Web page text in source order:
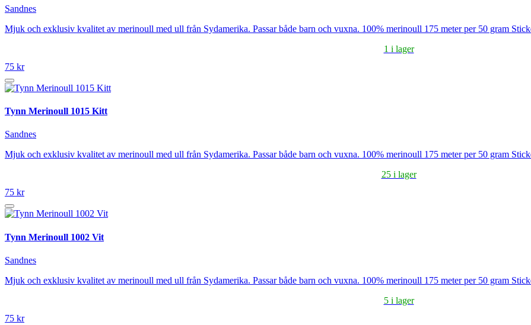
Sandnes
Mjuk och exklusiv kvalitet av merinoull med ull från Sydamerika. Passar både barn och vuxna. 100% merinoull 175 meter per 50 gram
1 i lager
75 kr
Tynn Merinoull 1015 Kitt
Sandnes
Mjuk och exklusiv kvalitet av merinoull med ull från Sydamerika. Passar både barn och vuxna. 100% merinoull 175 meter per 50 gram
25 i lager
75 kr
Tynn Merinoull 1002 Vit
Sandnes
Mjuk och exklusiv kvalitet av merinoull med ull från Sydamerika. Passar både barn och vuxna. 100% merinoull 175 meter per 50 gram
5 i lager
75 kr